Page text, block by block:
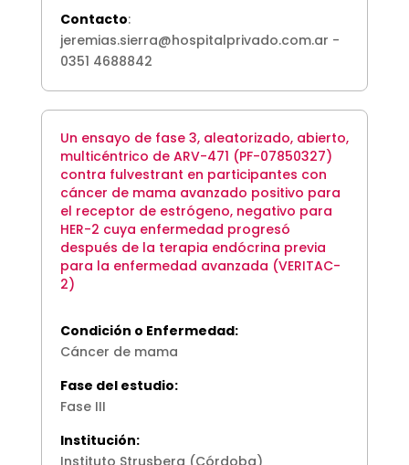
Contacto:
jeremias.sierra@hospitalprivado.com.ar -
0351 4688842
Un ensayo de fase 3, aleatorizado, abierto,
multicéntrico de ARV-471 (PF-07850327)
contra fulvestrant en participantes con
cáncer de mama avanzado positivo para
el receptor de estrógeno, negativo para
HER-2 cuya enfermedad progresó
después de la terapia endócrina previa
para la enfermedad avanzada (VERITAC-
2)
Condición o Enfermedad:
Cáncer de mama
Fase del estudio:
Fase III
Institución: